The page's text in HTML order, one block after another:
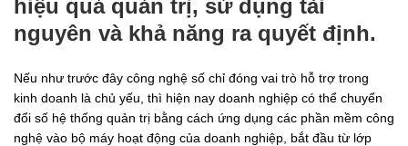
hiệu quả quản trị, sử dụng tài
nguyên và khả năng ra quyết định.
Nếu như trước đây công nghệ số chỉ đóng vai trò hỗ trợ trong
kinh doanh là chủ yếu, thì hiện nay doanh nghiệp có thể chuyển
đổi số hệ thống quản trị bằng cách ứng dụng các phần mềm công
nghệ vào bộ máy hoạt động của doanh nghiệp, bắt đầu từ lớp